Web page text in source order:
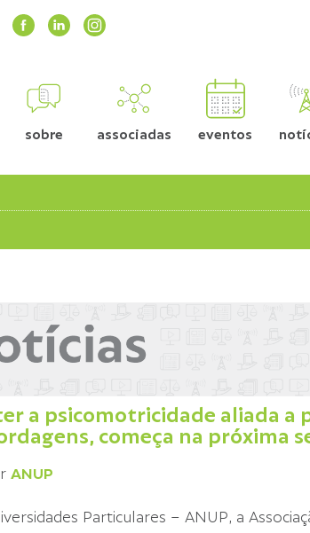
sobre associadas eventos
a psicomotricidade aliada a
começa na próxima
ANUP
Particulares – ANUP, a